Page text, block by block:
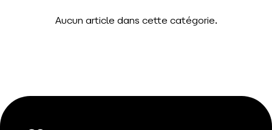
Aucun article dans cette catégorie.